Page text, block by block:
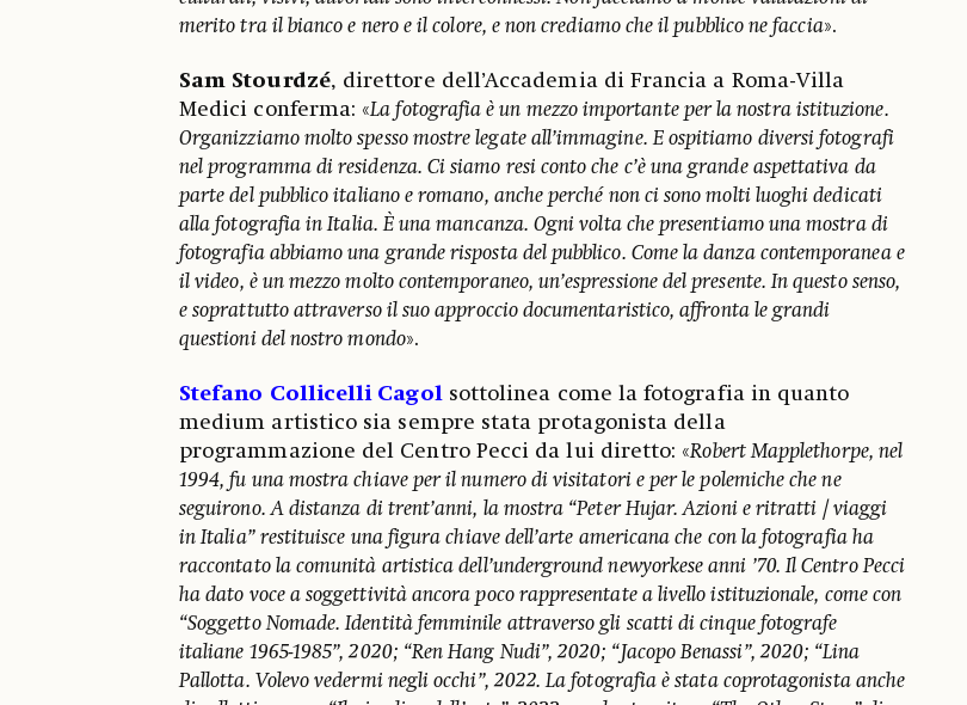
merito tra il bianco e nero e il colore, e non crediamo che il pubblico ne faccia».
Sam Stourdzé, direttore dell’Accademia di Francia a Roma-Villa
Medici conferma: «La fotografia è un mezzo importante per la nostra istituzione.
Organizziamo molto spesso mostre legate all’immagine. E ospitiamo diversi fotografi
nel programma di residenza. Ci siamo resi conto che c’è una grande aspettativa da
parte del pubblico italiano e romano, anche perché non ci sono molti luoghi dedicati
alla fotografia in Italia. È una mancanza. Ogni volta che presentiamo una mostra di
fotografia abbiamo una grande risposta del pubblico. Come la danza contemporanea e
il video, è un mezzo molto contemporaneo, un’espressione del presente. In questo senso,
e soprattutto attraverso il suo approccio documentaristico, affronta le grandi
questioni del nostro mondo».
Stefano Collicelli Cagolsottolinea come la fotografia in quanto
medium artistico sia sempre stata protagonista della
programmazione del Centro Pecci da lui diretto: «Robert Mapplethorpe, nel
1994, fu una mostra chiave per il numero di visitatori e per le polemiche che ne
seguirono. A distanza di trent’anni, la mostra “Peter Hujar. Azioni e ritratti / viaggi
in Italia” restituisce una figura chiave dell’arte americana che con la fotografia ha
raccontato la comunità artistica dell’underground newyorkese anni ’70. Il Centro Pecci
ha dato voce a soggettività ancora poco rappresentate a livello istituzionale, come con
“Soggetto Nomade. Identità femminile attraverso gli scatti di cinque fotografe
italiane 1965-1985”, 2020; “Ren Hang Nudi”, 2020; “Jacopo Benassi”, 2020; “Lina
Pallotta. Volevo vedermi negli occhi”, 2022. La fotografia è stata coprotagonista anche